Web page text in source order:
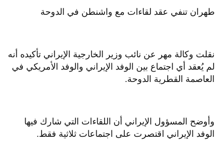
طهران تنفي عقد لقاءات مع واشنطن في الدوحة
نقلت وكالة مهر عن نائب وزير الخارجية الإيراني تأكيده أنه
لم يُعقد أي اجتماع بين الوفد الإيراني والوفد الأمريكي في
العاصمة القطرية الدوحة.
وأوضح المسؤول الإيراني أن اللقاءات التي شارك فيها
الوفد الإيراني اقتصرت على اجتماعات ثلاثية فقط.